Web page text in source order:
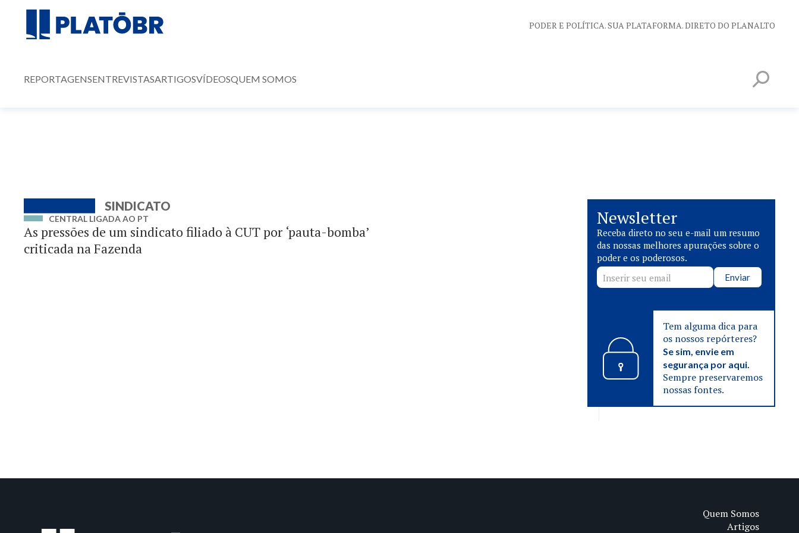
PODER E POLÍTICA. SUA PLATAFORMA. DIRETO DO PLANALTO
REPORTAGENSENTREVISTASARTIGOSVÍDEOSQUEM SOMOS
SINDICATO
CENTRAL LIGADA AO PT
As pressões de um sindicato filiado à CUT por ‘pauta-bomba’
criticada na Fazenda
Newsletter
Receba direto no seu e-mail um resumo
das nossas melhores apurações sobre o
poder e os poderosos.
Enviar
Tem alguma dica para
os nossos repórteres?
Se sim, envie em
segurança por aqui.
Sempre preservaremos
nossas fontes.
Quem Somos
Artigos